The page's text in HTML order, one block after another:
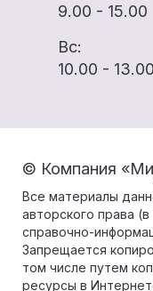
9.00 - 15.00
Вс:
10.00 - 13.00
© Компания
Все материалы
авторского права
справочно-
Запрещается
том числе путем
ресурсы в